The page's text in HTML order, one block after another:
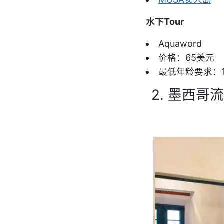
水下Tour
Aquaword
价格：65美元
最低年龄要求：
2. 墨西哥